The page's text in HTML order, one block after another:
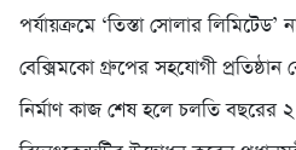
পর্যায়ক্রমে ‘তিস্তা সোলার লিমিটেড’
বেক্সিমকো গ্রুপের সহযোগী প্রতিষ্ঠান
নির্মাণ কাজ শেষ হলে চলতি